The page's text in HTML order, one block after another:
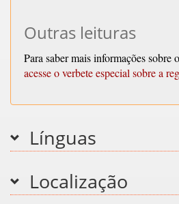
Outras leituras
Para saber mais informações
acesse o verbete especial sobre a
Línguas
Localização